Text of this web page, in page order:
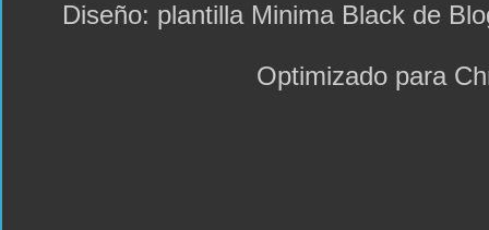
Diseño: plantilla Minima Black de
Optimizado para